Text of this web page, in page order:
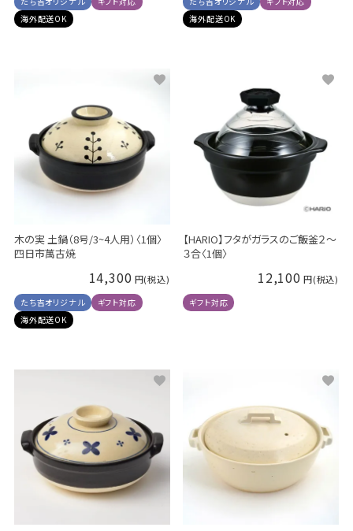
海外配送OK
海外配送OK
木の実 土鍋（8号/3~4人用）〈1個〉
四日市萬古焼
14,300
たち吉オリジナル
ギフト対応
海外配送OK
【HARIO】フタがガラスのご飯釜２～
３合〈1個〉
12,100
ギフト対応